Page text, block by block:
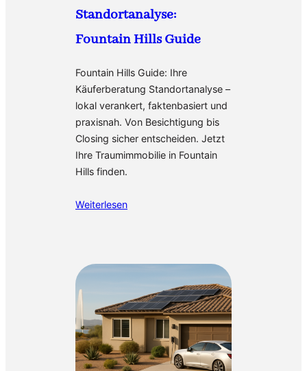
Standortanalyse:
Fountain Hills Guide
Fountain Hills Guide: Ihre
Käuferberatung Standortanalyse –
lokal verankert, faktenbasiert und
praxisnah. Von Besichtigung bis
Closing sicher entscheiden. Jetzt
Ihre Traumimmobilie in Fountain
Hills finden.
Weiterlesen